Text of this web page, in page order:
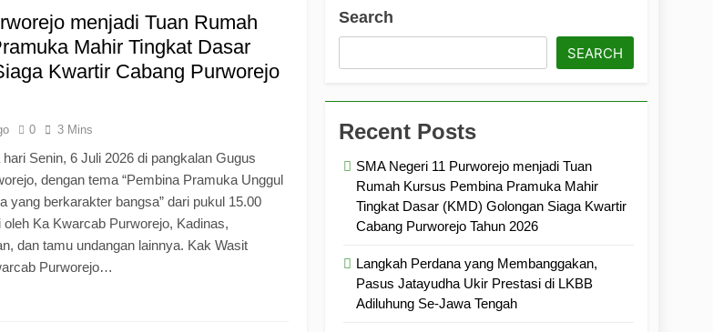
Pengabdian Generasi Pramuka
menjadi Tuan Rumah
Mahir Tingkat Dasar
Kwartir Cabang Purworejo
0 3 Mins
Senin, 6 Juli 2026 di pangkalan Gugus
dengan tema “Pembina Pramuka Unggul
yang berkarakter bangsa” dari pukul 15.00
Ka Kwarcab Purworejo, Kadinas,
dan tamu undangan lainnya. Kak Wasit
Purworejo…
Search
SEARCH
Recent Posts
SMA Negeri 11 Purworejo menjadi Tuan
Rumah Kursus Pembina Pramuka Mahir
Tingkat Dasar (KMD) Golongan Siaga Kwartir
Cabang Purworejo Tahun 2026
Langkah Perdana yang Membanggakan,
Pasus Jatayudha Ukir Prestasi di LKBB
Adiluhung Se-Jawa Tengah